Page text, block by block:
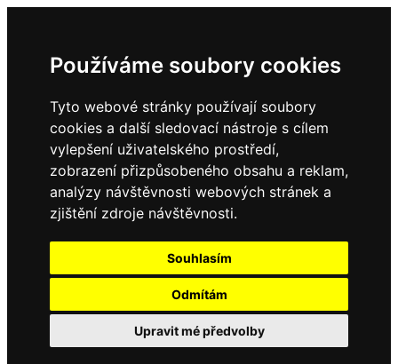
Používáme soubory cookies
Tyto webové stránky používají soubory
cookies a další sledovací nástroje s cílem
vylepšení uživatelského prostředí,
zobrazení přizpůsobeného obsahu a reklam,
analýzy návštěvnosti webových stránek a
zjištění zdroje návštěvnosti.
Souhlasím
Odmítám
Upravit mé předvolby